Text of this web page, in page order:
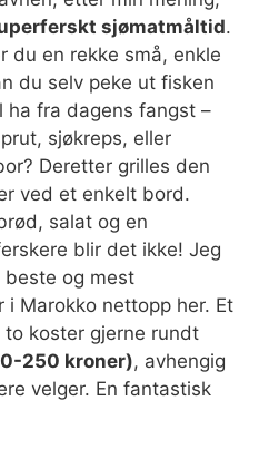
sjømatmåltid.
du en rekke små, enkle
du selv peke ut fisken
ha fra dagens fangst –
sjøkreps, eller
Deretter grilles den
ved et enkelt bord.
salat og en
blir det ikke! Jeg
beste og mest
i Marokko nettopp her. Et
koster gjerne rundt
250 kroner), avhengig
velger. En fantastisk